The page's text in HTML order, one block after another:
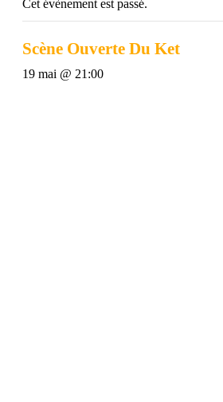
Cet évènement est passé.
Scène Ouverte Du Ket
19 mai @ 21:00